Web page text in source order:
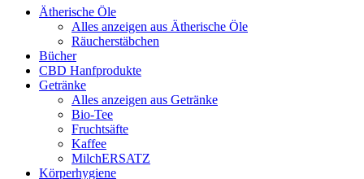
Ätherische Öle
Alles anzeigen aus Ätherische Öle
Räucherstäbchen
Bücher
CBD Hanfprodukte
Getränke
Alles anzeigen aus Getränke
Bio-Tee
Fruchtsäfte
Kaffee
MilchERSATZ
Körperhygiene